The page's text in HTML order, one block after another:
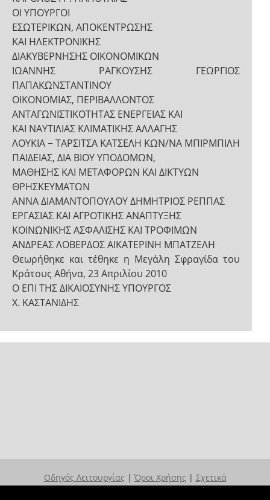
ΟΙ ΥΠΟΥΡΓΟΙ
ΕΣΩΤΕΡΙΚΩΝ, ΑΠΟΚΕΝΤΡΩΣΗΣ
ΚΑΙ ΗΛΕΚΤΡΟΝΙΚΗΣ
ΔΙΑΚΥΒΕΡΝΗΣΗΣ ΟΙΚΟΝΟΜΙΚΩΝ
ΙΩΑΝΝΗΣ ΡΑΓΚΟΥΣΗΣ ΓΕΩΡΓΙΟΣ
ΠΑΠΑΚΩΝΣΤΑΝΤΙΝΟΥ
ΟΙΚΟΝΟΜΙΑΣ, ΠΕΡΙΒΑΛΛΟΝΤΟΣ
ΑΝΤΑΓΩΝΙΣΤΙΚΟΤΗΤΑΣ ΕΝΕΡΓΕΙΑΣ ΚΑΙ
ΚΑΙ ΝΑΥΤΙΛΙΑΣ ΚΛΙΜΑΤΙΚΗΣ ΑΛΛΑΓΗΣ
ΛΟΥΚΙΑ − ΤΑΡΣΙΤΣΑ ΚΑΤΣΕΛΗ ΚΩΝ/ΝΑ ΜΠΙΡΜΠΙΛΗ
ΠΑΙΔΕΙΑΣ, ΔΙΑ ΒΙΟΥ ΥΠΟΔΟΜΩΝ,
ΜΑΘΗΣΗΣ ΚΑΙ ΜΕΤΑΦΟΡΩΝ ΚΑΙ ΔΙΚΤΥΩΝ
ΘΡΗΣΚΕΥΜΑΤΩΝ
ΑΝΝΑ ΔΙΑΜΑΝΤΟΠΟΥΛΟΥ ΔΗΜΗΤΡΙΟΣ ΡΕΠΠΑΣ
ΕΡΓΑΣΙΑΣ ΚΑΙ ΑΓΡΟΤΙΚΗΣ ΑΝΑΠΤΥΞΗΣ
ΚΟΙΝΩΝΙΚΗΣ ΑΣΦΑΛΙΣΗΣ ΚΑΙ ΤΡΟΦΙΜΩΝ
ΑΝΔΡΕΑΣ ΛΟΒΕΡΔΟΣ ΑΙΚΑΤΕΡΙΝΗ ΜΠΑΤΖΕΛΗ
Θεωρήθηκε και τέθηκε η Μεγάλη Σφραγίδα του
Κράτους Αθήνα, 23 Απριλίου 2010
Ο ΕΠΙ ΤΗΣ ΔΙΚΑΙΟΣΥΝΗΣ ΥΠΟΥΡΓΟΣ
Χ. ΚΑΣΤΑΝΙΔΗΣ
Οδηγός Λειτουργίας | Όροι Χρήσης | Σχετικά